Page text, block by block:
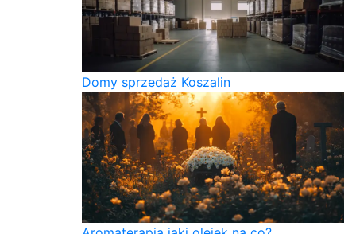
Domy sprzedaż Koszalin